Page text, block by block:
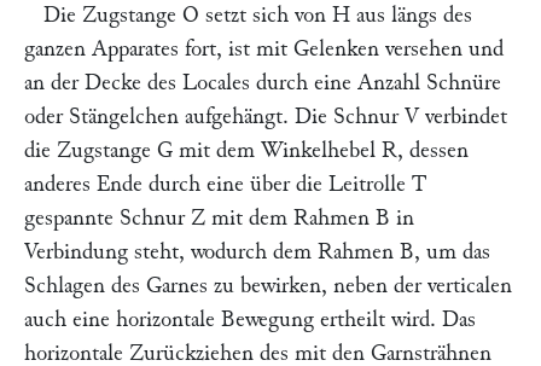
Die Zugstange O setzt sich von H aus längs des
ganzen Apparates fort, ist mit Gelenken versehen und
an der Decke des Locales durch eine Anzahl Schnüre
oder Stängelchen aufgehängt. Die Schnur Vverbindet
die Zugstange G mit dem Winkelhebel R, dessen
anderes Ende durch eine über die Leitrolle T
gespannte Schnur Z mit dem Rahmen B in
Verbindung steht, wodurch dem Rahmen B, um das
Schlagen des Garnes zu bewirken, neben der verticalen
auch eine horizontale Bewegung ertheilt wird. Das
horizontale Zurückziehen des mit den Garnsträhnen